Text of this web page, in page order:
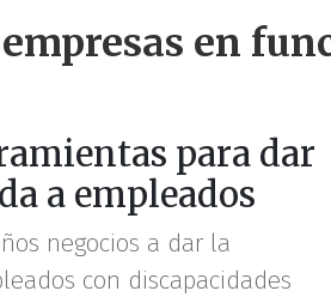
empresas en
para dar
a empleados
negocios a dar la
con discapacidades